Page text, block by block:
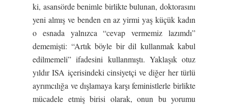
ki, asansörde benimle birlikte bulunan, doktorasını
yeni almış ve benden en az yirmi yaş küçük kadın
o esnada yalnızca “cevap vermemiz lazımdı”
dememişti: “Artık böyle bir dil kullanmak kabul
edilmemeli” ifadesini kullanmıştı. Yaklaşık otuz
yıldır ISA içerisindeki cinsiyetçi ve diğer her türlü
ayrımcılığa ve dışlamaya karşı feministlerle birlikte
mücadele etmiş birisi olarak, onun bu yorumu